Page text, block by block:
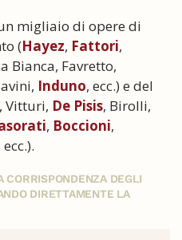
migliaio di opere di
(Hayez, Fattori,
Bianca, Favretto,
Induno, ecc.) e del
Vitturi, De Pisis, Birolli,
, Boccioni,
ecc.).
CORRISPONDENZA DEGLI
DIRETTAMENTE LA